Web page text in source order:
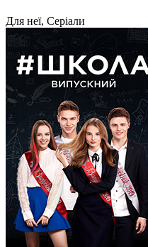
Для неї, Серіали